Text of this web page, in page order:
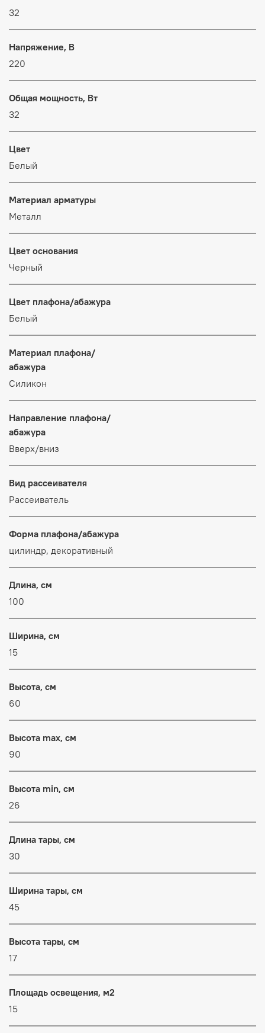
32
Напряжение, В
220
Общая мощность, Вт
32
Цвет
Белый
Материал арматуры
Металл
Цвет основания
Черный
Цвет плафона/абажура
Белый
Материал плафона/
абажура
Силикон
Направление плафона/
абажура
Вверх/вниз
Вид рассеивателя
Рассеиватель
Форма плафона/абажура
цилиндр, декоративный
Длина, см
100
Ширина, см
15
Высота, см
60
Высота max, см
90
Высота min, см
26
Длина тары, см
30
Ширина тары, см
45
Высота тары, см
17
Площадь освещения, м2
15